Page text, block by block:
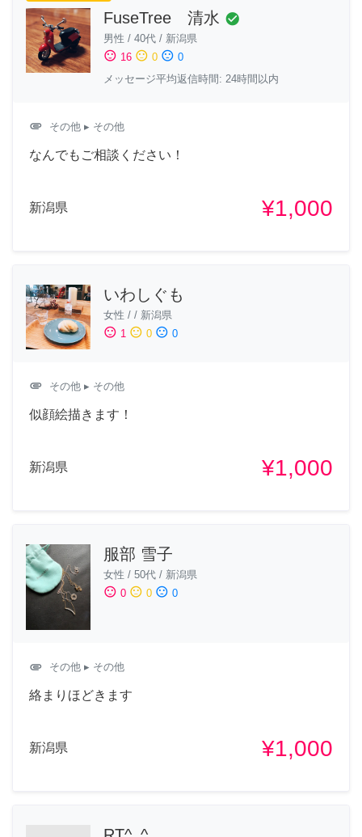
FuseTree 清水 check_circle
男性 / 40代 / 新潟県
sentiment_satisfied 16 sentiment_neutral 0 sentiment_dissatisfied 0
メッセージ平均返信時間: 24時間以内
attachment その他 ▸ その他
なんでもご相談ください！
新潟県 ¥1,000
いわしぐも
女性 / / 新潟県
sentiment_satisfied 1 sentiment_neutral 0 sentiment_dissatisfied 0
attachment その他 ▸ その他
似顔絵描きます！
新潟県 ¥1,000
服部 雪子
女性 / 50代 / 新潟県
sentiment_satisfied 0 sentiment_neutral 0 sentiment_dissatisfied 0
attachment その他 ▸ その他
絡まりほどきます
新潟県 ¥1,000